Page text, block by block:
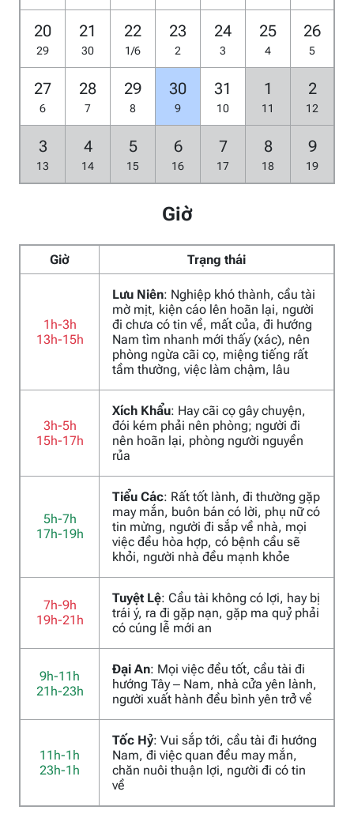
20
29
21
30
22
1/6
23
2
24
3
25
4
26
5
27
6
28
7
29
8
30
9
31
10
1
11
2
12
3
13
4
14
5
15
6
16
7
17
8
18
9
19
Giờ
Giờ Trạng thái
1h-3h
13h-15h
Lưu Niên: Nghiệp khó thành, cầu tài
mờ mịt, kiện cáo lên hoãn lại, người
đi chưa có tin về, mất của, đi hướng
Nam tìm nhanh mới thấy (xác), nên
phòng ngừa cãi cọ, miệng tiếng rất
tầm thường, việc làm chậm, lâu
3h-5h
15h-17h
Xích Khẩu: Hay cãi cọ gây chuyện,
đói kém phải nên phòng; người đi
nên hoãn lại, phòng người nguyền
rủa
5h-7h
17h-19h
Tiểu Các: Rất tốt lành, đi thường gặp
may mắn, buôn bán có lời, phụ nữ có
tin mừng, người đi sắp về nhà, mọi
việc đều hòa hợp, có bệnh cầu sẽ
khỏi, người nhà đều mạnh khỏe
7h-9h
19h-21h
Tuyệt Lệ: Cầu tài không có lợi, hay bị
trái ý, ra đi gặp nạn, gặp ma quỷ phải
có cúng lễ mới an
9h-11h
21h-23h
Đại An: Mọi việc đều tốt, cầu tài đi
hướng Tây – Nam, nhà cửa yên lành,
người xuất hành đều bình yên trở về
11h-1h
23h-1h
Tốc Hỷ: Vui sắp tới, cầu tài đi hướng
Nam, đi việc quan đều may mắn,
chăn nuôi thuận lợi, người đi có tin
về